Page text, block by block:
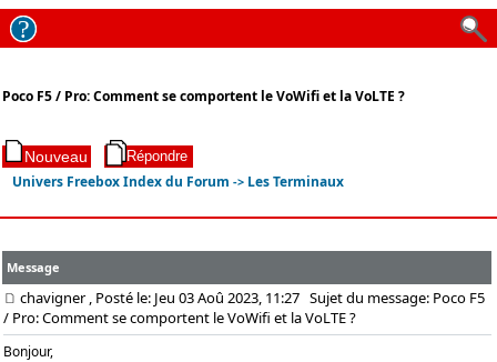
Poco F5 / Pro: Comment se comportent le VoWifi et la VoLTE ?
Univers Freebox Index du Forum -> Les Terminaux
Message
chavigner, Posté le: Jeu 03 Aoû 2023, 11:27 Sujet du message: Poco F5
/ Pro: Comment se comportent le VoWifi et la VoLTE ?
Bonjour,